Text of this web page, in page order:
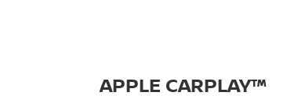
APPLE CARPLAY™